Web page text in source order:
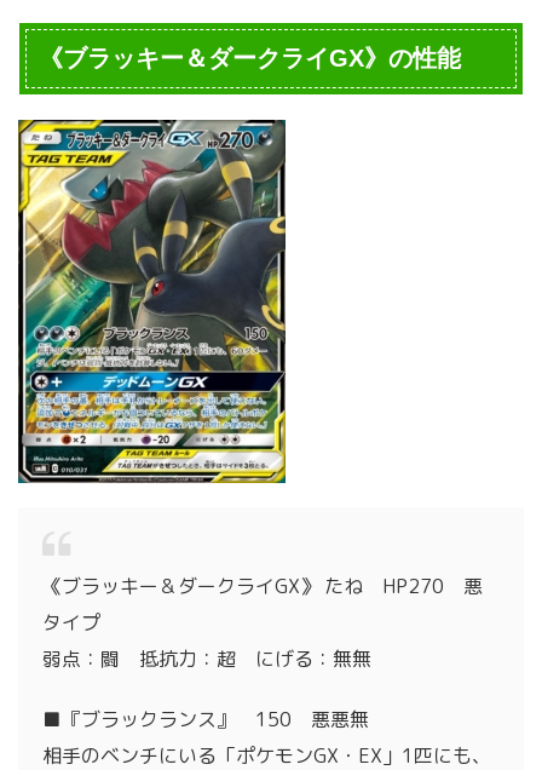
《ブラッキー＆ダークライGX》の性能
《ブラッキー＆ダークライGX》 たね HP270 悪
タイプ
弱点：闘 抵抗力：超 にげる：無無
■『ブラックランス』 150 悪悪無
相手のベンチにいる「ポケモンGX・EX」1匹にも、